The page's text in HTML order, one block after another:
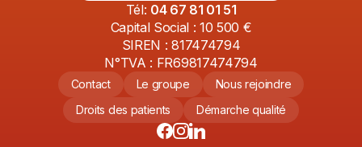
Tél: 04 67 81 01 51
Capital Social : 10 500 €
SIREN : 817474794
N°TVA : FR69817474794
Contact Le groupe
Nous rejoindre
Droits des patients
Démarche qualité